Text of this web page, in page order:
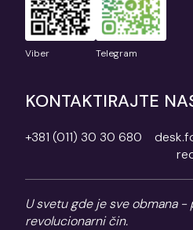
Viber Telegram
KONTAKTIRAJTE
+381 (011) 30 30 680
U svetu gde je sve obmana
revolucionarni čin.